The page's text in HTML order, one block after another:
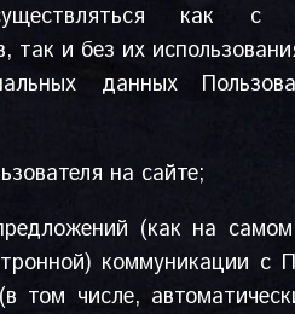
как с
так и без их
данных
на сайте;
(как на
коммуникации с
том числе,